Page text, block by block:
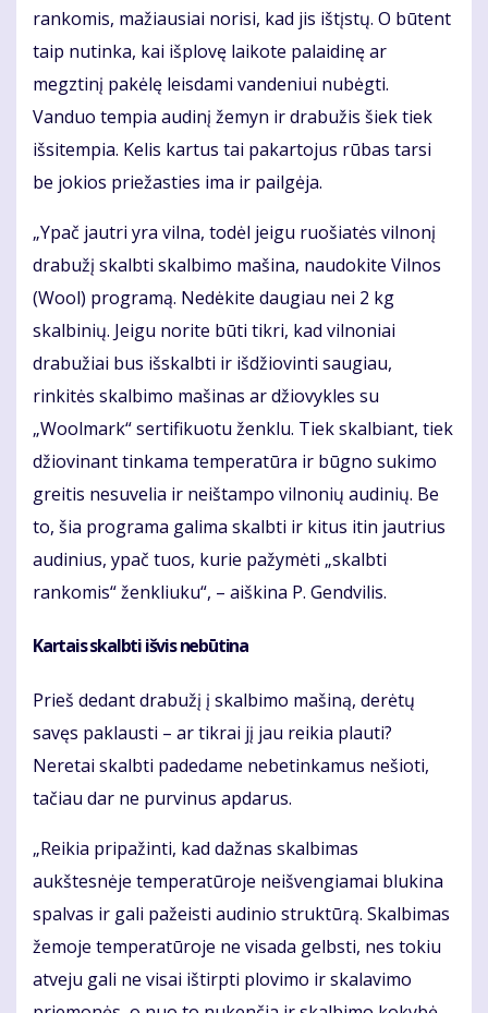
rankomis, mažiausiai norisi, kad jis ištįstų. O būtent
taip nutinka, kai išplovę laikote palaidinę ar
megztinį pakėlę leisdami vandeniui nubėgti.
Vanduo tempia audinį žemyn ir drabužis šiek tiek
išsitempia. Kelis kartus tai pakartojus rūbas tarsi
be jokios priežasties ima ir pailgėja.
„Ypač jautri yra vilna, todėl jeigu ruošiatės vilnonį
drabužį skalbti skalbimo mašina, naudokite Vilnos
(Wool) programą. Nedėkite daugiau nei 2 kg
skalbinių. Jeigu norite būti tikri, kad vilnoniai
drabužiai bus išskalbti ir išdžiovinti saugiau,
rinkitės skalbimo mašinas ar džiovykles su
„Woolmark“ sertifikuotu ženklu. Tiek skalbiant, tiek
džiovinant tinkama temperatūra ir būgno sukimo
greitis nesuvelia ir neištampo vilnonių audinių. Be
to, šia programa galima skalbti ir kitus itin jautrius
audinius, ypač tuos, kurie pažymėti „skalbti
rankomis“ ženkliuku“, – aiškina P. Gendvilis.
Kartais skalbti išvis nebūtina
Prieš dedant drabužį į skalbimo mašiną, derėtų
savęs paklausti – ar tikrai jį jau reikia plauti?
Neretai skalbti padedame nebetinkamus nešioti,
tačiau dar ne purvinus apdarus.
„Reikia pripažinti, kad dažnas skalbimas
aukštesnėje temperatūroje neišvengiamai blukina
spalvas ir gali pažeisti audinio struktūrą. Skalbimas
žemoje temperatūroje ne visada gelbsti, nes tokiu
atveju gali ne visai ištirpti plovimo ir skalavimo